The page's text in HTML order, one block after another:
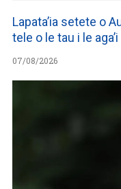
Lapata’ia setete o
tele o le tau i le
07/08/2026